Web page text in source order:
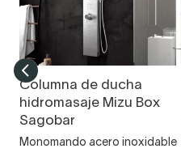
Columna de ducha
hidromasaje Mizu Box
Sagobar
Monomando acero inoxidable